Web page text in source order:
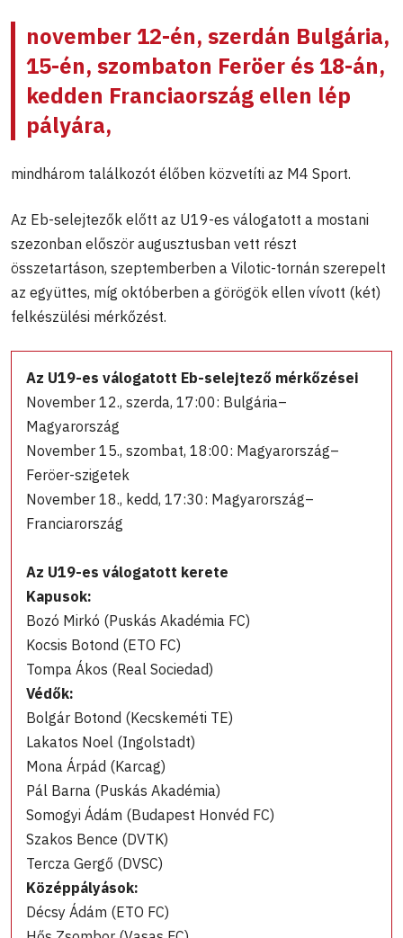
november 12-én, szerdán Bulgária,
15-én, szombaton Feröer és 18-án,
kedden Franciaország ellen lép
pályára,
mindhárom találkozót élőben közvetíti az M4 Sport.
Az Eb-selejtezők előtt az U19-es válogatott a mostani
szezonban először augusztusban vett részt
összetartáson, szeptemberben a Vilotic-tornán szerepelt
az együttes, míg októberben a görögök ellen vívott (két)
felkészülési mérkőzést.
Az U19-es válogatott Eb-selejtező mérkőzései
November 12., szerda, 17:00: Bulgária–
Magyarország
November 15., szombat, 18:00: Magyarország–
Feröer-szigetek
November 18., kedd, 17:30: Magyarország–
Franciarország
Az U19-es válogatott kerete
Kapusok:
Bozó Mirkó (Puskás Akadémia FC)
Kocsis Botond (ETO FC)
Tompa Ákos (Real Sociedad)
Védők:
Bolgár Botond (Kecskeméti TE)
Lakatos Noel (Ingolstadt)
Mona Árpád (Karcag)
Pál Barna (Puskás Akadémia)
Somogyi Ádám (Budapest Honvéd FC)
Szakos Bence (DVTK)
Tercza Gergő (DVSC)
Középpályások:
Décsy Ádám (ETO FC)